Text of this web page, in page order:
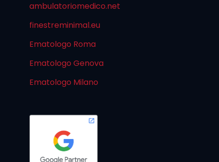
ambulatoriomedico.net
finestreminimal.eu
Ematologo Roma
Ematologo Genova
Ematologo Milano